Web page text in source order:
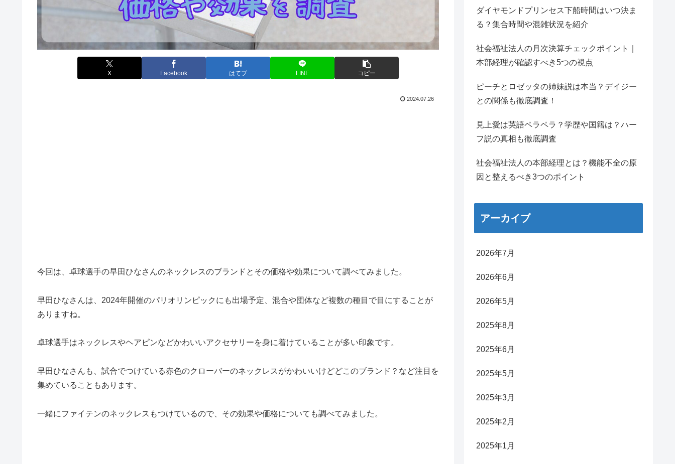
X Facebook はてブ LINE コピー
2024.07.26
今回は、卓球選手の早田ひなさんのネックレスのブランドとその価格や効果について調べてみました。
早田ひなさんは、2024年開催のパリオリンピックにも出場予定、混合や団体など複数の種目で目にすることが
ありますね。
卓球選手はネックレスやヘアピンなどかわいいアクセサリーを身に着けていることが多い印象です。
早田ひなさんも、試合でつけている赤色のクローバーのネックレスがかわいいけどどこのブランド？など注目を
集めていることもあります。
一緒にファイテンのネックレスもつけているので、その効果や価格についても調べてみました。
ダイヤモンドプリンセス下船時間はいつ決ま
る？集合時間や混雑状況を紹介
社会福祉法人の月次決算チェックポイント｜
本部経理が確認すべき5つの視点
ピーチとロゼッタの姉妹説は本当？デイジー
との関係も徹底調査！
見上愛は英語ペラペラ？学歴や国籍は？ハー
フ説の真相も徹底調査
社会福祉法人の本部経理とは？機能不全の原
因と整えるべき3つのポイント
アーカイブ
2026年7月
2026年6月
2026年5月
2025年8月
2025年6月
2025年5月
2025年3月
2025年2月
2025年1月